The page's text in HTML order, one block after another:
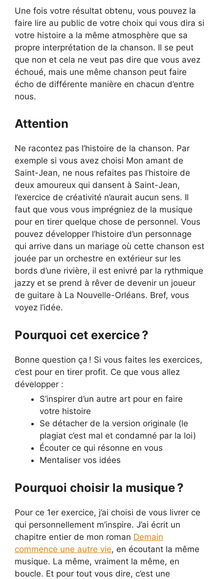
Une fois votre résultat obtenu, vous pouvez la
faire lire au public de votre choix qui vous dira si
votre histoire a la même atmosphère que sa
propre interprétation de la chanson. Il se peut
que non et cela ne veut pas dire que vous avez
échoué, mais une même chanson peut faire
écho de différente manière en chacun d’entre
nous.
Attention
Ne racontez pas l’histoire de la chanson. Par
exemple si vous avez choisi Mon amant de
Saint-Jean, ne nous refaites pas l’histoire de
deux amoureux qui dansent à Saint-Jean,
l’exercice de créativité n’aurait aucun sens. Il
faut que vous vous imprégniez de la musique
pour en tirer quelque chose de personnel. Vous
pouvez développer l’histoire d’un personnage
qui arrive dans un mariage où cette chanson est
jouée par un orchestre en extérieur sur les
bords d’une rivière, il est enivré par la rythmique
jazzy et se prend à rêver de devenir un joueur
de guitare à La Nouvelle-Orléans. Bref, vous
voyez l’idée.
Pourquoi cet exercice ?
Bonne question ça ! Si vous faites les exercices,
c’est pour en tirer profit. Ce que vous allez
développer :
S’inspirer d’un autre art pour en faire
votre histoire
Se détacher de la version originale (le
plagiat c’est mal et condamné par la loi)
Écouter ce qui résonne en vous
Mentaliser vos idées
Pourquoi choisir la musique ?
Pour ce 1er exercice, j’ai choisi de vous livrer ce
qui personnellement m’inspire. J’ai écrit un
chapitre entier de mon roman Demain
commence une autre vie, en écoutant la même
musique. La même, vraiment la même, en
boucle. Et pour tout vous dire, c’est une